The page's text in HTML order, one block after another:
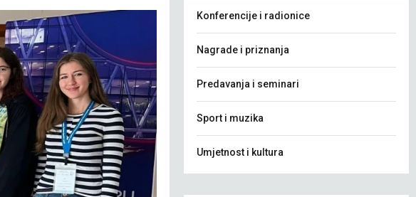
Konferencije i radionice
Nagrade i priznanja
Predavanja i seminari
Sport i muzika
Umjetnost i kultura